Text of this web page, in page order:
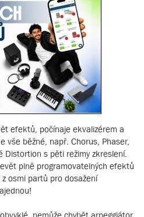
efektů, počínaje ekvalizérem a
vše běžné, např. Chorus, Phaser,
Distortion s pěti režimy zkreslení.
plně programovatelných efektů
osmi partů pro dosažení